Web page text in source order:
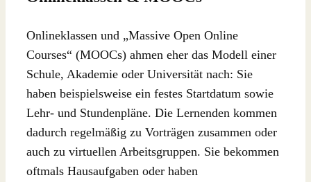
Onlineklassen und „Massive Open Online
Courses“ (MOOCs) ahmen eher das Modell einer
Schule, Akademie oder Universität nach: Sie
haben beispielsweise ein festes Startdatum sowie
Lehr- und Stundenpläne. Die Lernenden kommen
dadurch regelmäßig zu Vorträgen zusammen oder
auch zu virtuellen Arbeitsgruppen. Sie bekommen
oftmals Hausaufgaben oder haben